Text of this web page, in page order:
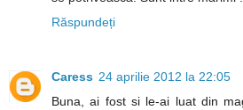
Răspundeți
Caress 24 aprilie 2012 la 22:05
Buna, ai fost si le-ai luat din